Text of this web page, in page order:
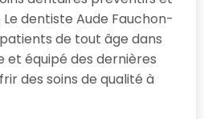
dentiste Aude Fauchon-
de tout âge dans
équipé des dernières
des soins de qualité à